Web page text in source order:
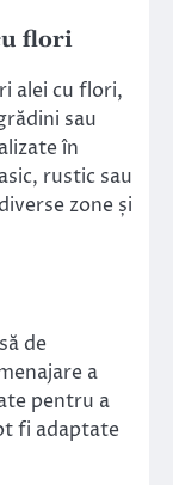
flori
alei cu flori,
sau
în
rustic sau
zone și
de
a
pentru a
fi adaptate